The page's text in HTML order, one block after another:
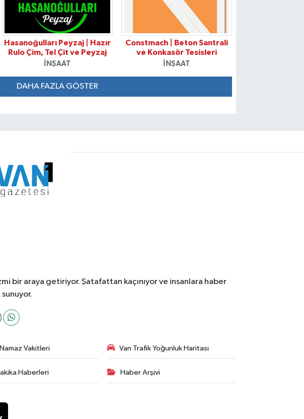
Hasanoğulları Peyzaj | Hazır
Rulo Çim, Tel Çit ve Peyzaj
İNŞAAT
Constmach | Beton Santrali
ve Konkasör Tesisleri
İNŞAAT
DAHA FAZLA GÖSTER
bir araya getiriyor. Şatafattan kaçınıyor ve insanlara haber
Vakitleri Van Trafik Yoğunluk Haritası
Haberleri Haber Arşivi